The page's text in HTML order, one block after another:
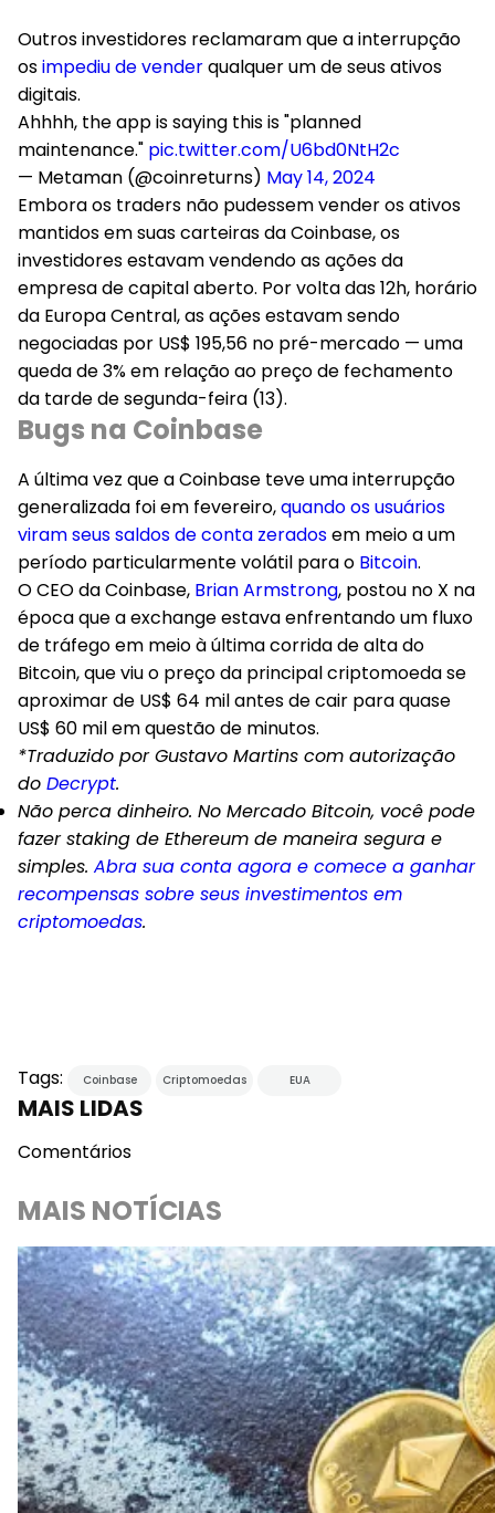
Outros investidores reclamaram que a interrupção
osimpediu de venderqualquer um de seus ativos
digitais.
Ahhhh, the app is saying this is "planned
maintenance." pic.twitter.com/U6bd0NtH2c
— Metaman (@coinreturns) May 14, 2024
Embora os traders não pudessem vender os ativos
mantidos em suas carteiras da Coinbase, os
investidores estavam vendendo as ações da
empresa de capital aberto. Por volta das 12h, horário
da Europa Central, as ações estavam sendo
negociadas por US$ 195,56 no pré-mercado — uma
queda de 3% em relação ao preço de fechamento
da tarde de segunda-feira (13).
Bugs na Coinbase
A última vez que a Coinbase teve uma interrupção
generalizada foi em fevereiro,quando os usuários
viram seus saldos de conta zeradosem meio a um
período particularmente volátil para o Bitcoin.
O CEO da Coinbase, Brian Armstrong, postou no X na
época que a exchange estava enfrentando um fluxo
de tráfego em meio à última corrida de alta do
Bitcoin, que viu o preço da principal criptomoeda se
aproximar de US$ 64 mil antes de cair para quase
US$ 60 mil em questão de minutos.
*Traduzido por Gustavo Martins com autorização
do Decrypt.
Não perca dinheiro. No Mercado Bitcoin, você pode
fazer staking de Ethereum de maneira segura e
simples. Abra sua conta agora e comece a ganhar
recompensas sobre seus investimentos em
criptomoedas.
Tags: Coinbase Criptomoedas EUA
MAIS LIDAS
Comentários
MAIS NOTÍCIAS